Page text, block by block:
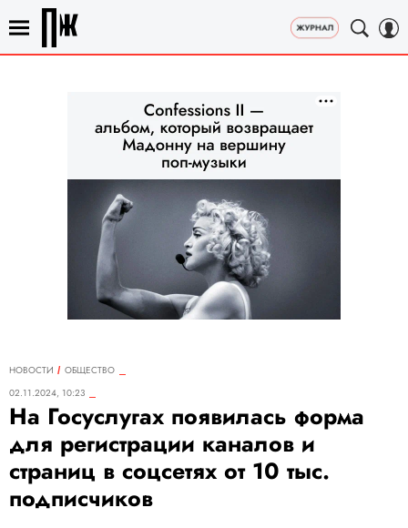
НОВОСТИ
ОБЩЕСТВО
02.11.2024, 10:23
На Госуслугах появилась форма
для регистрации каналов и
страниц в соцсетях от 10 тыс.
подписчиков